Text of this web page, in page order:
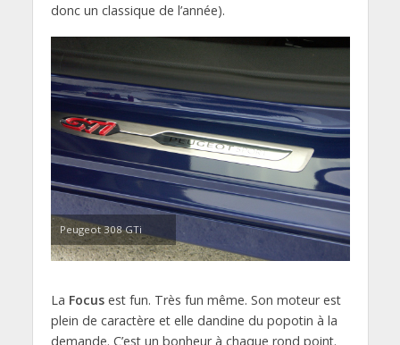
donc un classique de l’année).
Peugeot 308 GTi
La Focusest fun. Très fun même. Son moteur est
plein de caractère et elle dandine du popotin à la
demande. C’est un bonheur à chaque rond point.